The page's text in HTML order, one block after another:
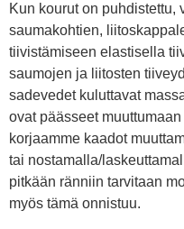
Kun kourut on puhdistettu,
saumakohtien,
tiivistämiseen elastisella
saumojen ja liitosten
sadevedet kuluttavat
ovat päässeet
korjaamme kaadot
tai nostamalla/
pitkään ränniin tarvitaan
myös tämä onnistuu.